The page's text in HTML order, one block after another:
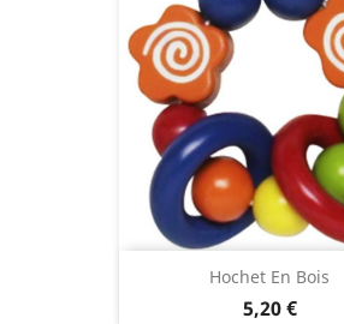
Hochet En Bois
5,20 €